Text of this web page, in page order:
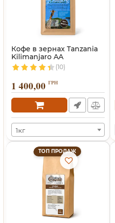
Кофе в зернах Tanzania
Kilimanjaro AA
(Танзания)
(10)
1 400,00 ГРН
1кг
ТОП ПРОДАЖ